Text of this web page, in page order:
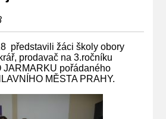
představili žáci školy obory
prodavač na 3.ročníku
JARMARKU pořádaného
MĚSTA PRAHY.